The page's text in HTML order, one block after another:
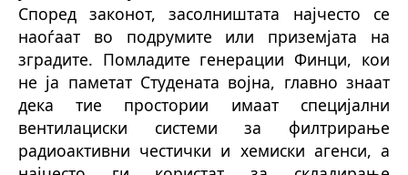
Според законот, засолништата најчесто се
наоѓаат во подрумите или приземјата на
зградите. Помладите генерации Финци, кои
не ја паметат Студената војна, главно знаат
дека тие простории имаат специјални
вентилациски системи за филтрирање
радиоактивни честички и хемиски агенси, а